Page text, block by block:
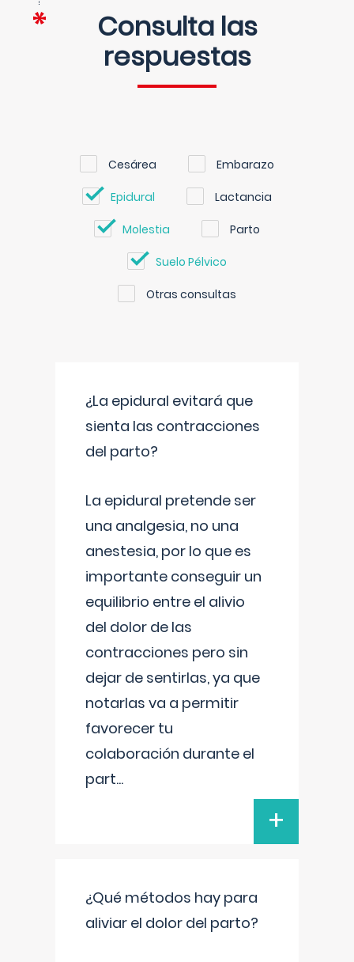
Consulta las
respuestas
Cesárea Embarazo
Epidural Lactancia
Molestia Parto
Suelo Pélvico
Otras consultas
¿La epidural evitará que
sienta las contracciones
del parto?
La epidural pretende ser
una analgesia, no una
anestesia, por lo que es
importante conseguir un
equilibrio entre el alivio
del dolor de las
contracciones pero sin
dejar de sentirlas, ya que
notarlas va a permitir
favorecer tu
colaboración durante el
part...
+
¿Qué métodos hay para
aliviar el dolor del parto?